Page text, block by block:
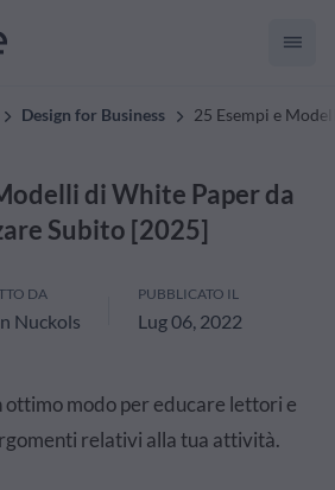
Design for Business 25 Esempi e
di White Paper da
Subito [2025]
DA
Nuckols
PUBBLICATO IL
Lug 06, 2022
ottimo modo per educare lettori e
relativi alla tua attività.